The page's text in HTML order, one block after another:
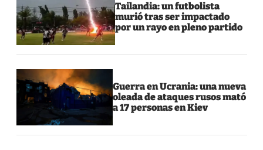
Tailandia: un futbolista
murió tras ser impactado
por un rayo en pleno partido
Guerra en Ucrania: una nueva
oleada de ataques rusos mató
a 17 personas en Kiev